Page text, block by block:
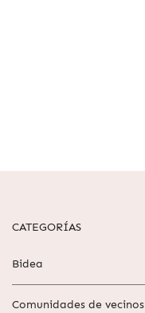
CATEGORÍAS
Bidea
Comunidades de vecinos